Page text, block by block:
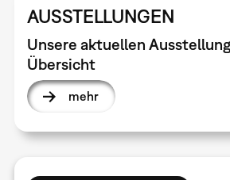
AUSSTELLUNGEN
Unsere aktuellen
Übersicht
mehr